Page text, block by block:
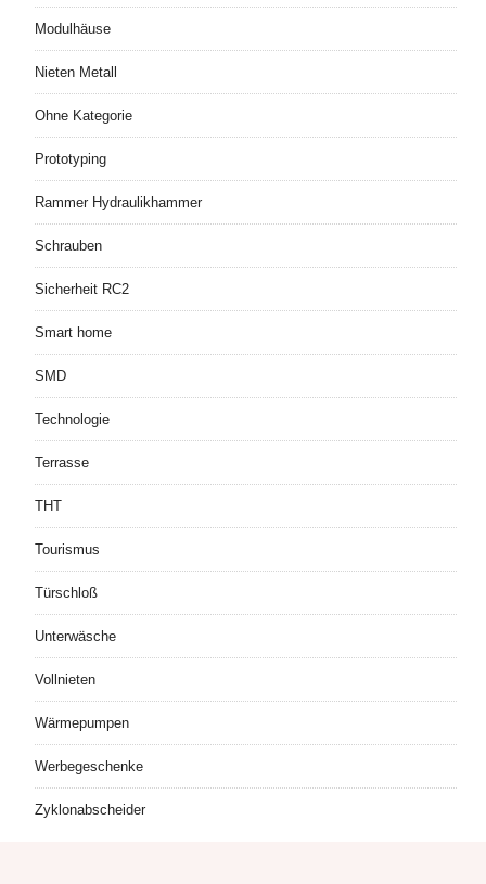
Modulhäuse
Nieten Metall
Ohne Kategorie
Prototyping
Rammer Hydraulikhammer
Schrauben
Sicherheit RC2
Smart home
SMD
Technologie
Terrasse
THT
Tourismus
Türschloß
Unterwäsche
Vollnieten
Wärmepumpen
Werbegeschenke
Zyklonabscheider